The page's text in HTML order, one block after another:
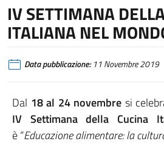
IV SETTIMANA
ITALIANA NEL
Data pubblicazione:11 Novembre 2019
Dal 18 al 24 novembre si
IV Settimana della Cucina
è “Educazione alimentare: la